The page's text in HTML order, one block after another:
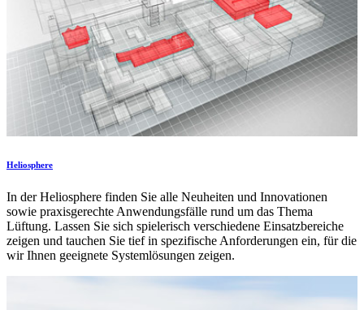
Heliosphere
In der Heliosphere finden Sie alle Neuheiten und Innovationen
sowie praxisgerechte Anwendungsfälle rund um das Thema
Lüftung. Lassen Sie sich spielerisch verschiedene Einsatzbereiche
zeigen und tauchen Sie tief in spezifische Anforderungen ein, für die
wir Ihnen geeignete Systemlösungen zeigen.